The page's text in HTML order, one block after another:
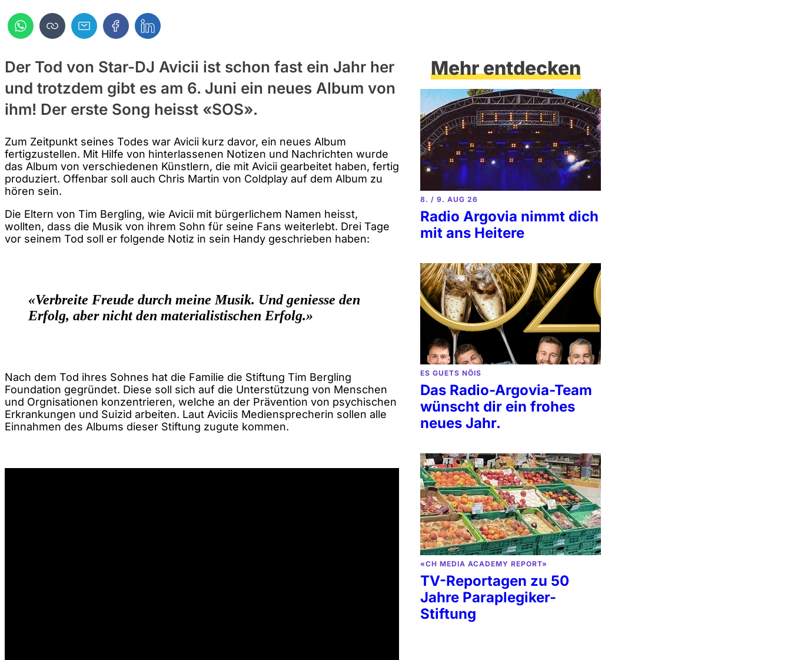
Der Tod von Star-DJ Avicii ist schon fast ein Jahr her
und trotzdem gibt es am 6. Juni ein neues Album von
ihm! Der erste Song heisst «SOS».
Zum Zeitpunkt seines Todes war Avicii kurz davor, ein neues Album
fertigzustellen. Mit Hilfe von hinterlassenen Notizen und Nachrichten wurde
das Album von verschiedenen Künstlern, die mit Avicii gearbeitet haben, fertig
produziert. Offenbar soll auch Chris Martin von Coldplay auf dem Album zu
hören sein.
Die Eltern von Tim Bergling, wie Avicii mit bürgerlichem Namen heisst,
wollten, dass die Musik von ihrem Sohn für seine Fans weiterlebt. Drei Tage
vor seinem Tod soll er folgende Notiz in sein Handy geschrieben haben:
«Verbreite Freude durch meine Musik. Und geniesse den
Erfolg, aber nicht den materialistischen Erfolg.»
Nach dem Tod ihres Sohnes hat die Familie die Stiftung Tim Bergling
Foundation gegründet. Diese soll sich auf die Unterstützung von Menschen
und Orgnisationen konzentrieren, welche an der Prävention von psychischen
Erkrankungen und Suizid arbeiten. Laut Aviciis Mediensprecherin sollen alle
Einnahmen des Albums dieser Stiftung zugute kommen.
Mehr entdecken
8. / 9. AUG 26
Radio Argovia nimmt dich
mit ans Heitere
ES GUETS NÖIS
Das Radio-Argovia-Team
wünscht dir ein frohes
neues Jahr.
«CH MEDIA ACADEMY REPORT»
TV-Reportagen zu 50
Jahre Paraplegiker-
Stiftung